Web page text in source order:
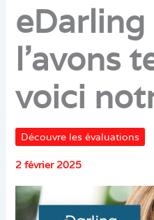
eDarling
l’avons
voici
Découvre les évaluations
2 février 2025